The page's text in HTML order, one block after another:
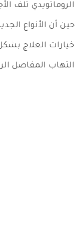
الروماتويدي تلف
حين أن الأنواع
خيارات العلاج
التهاب المفاصل